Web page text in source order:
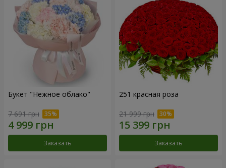
Букет "Нежное облако"
7 691 грн
Заказать
251 красная роза
21 999 грн
Заказать